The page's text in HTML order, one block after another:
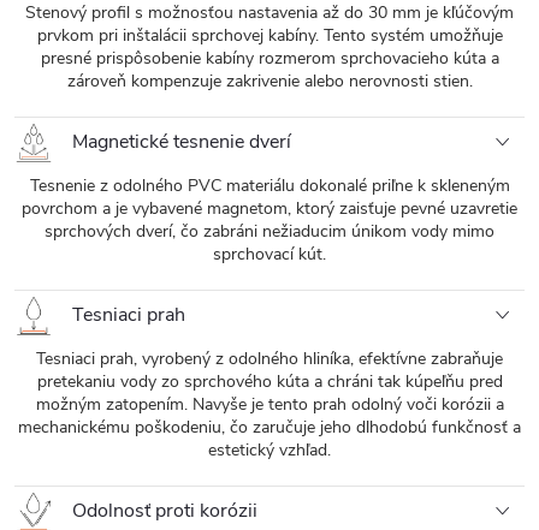
Stenový profil s možnosťou nastavenia až do 30 mm je kľúčovým
prvkom pri inštalácii sprchovej kabíny. Tento systém umožňuje
presné prispôsobenie kabíny rozmerom sprchovacieho kúta a
zároveň kompenzuje zakrivenie alebo nerovnosti stien.
Magnetické tesnenie dverí
Tesnenie z odolného PVC materiálu dokonalé priľne k skleneným
povrchom a je vybavené magnetom, ktorý zaisťuje pevné uzavretie
sprchových dverí, čo zabráni nežiaducim únikom vody mimo
sprchovací kút.
Tesniaci prah
Tesniaci prah, vyrobený z odolného hliníka, efektívne zabraňuje
pretekaniu vody zo sprchového kúta a chráni tak kúpeľňu pred
možným zatopením. Navyše je tento prah odolný voči korózii a
mechanickému poškodeniu, čo zaručuje jeho dlhodobú funkčnosť a
estetický vzhľad.
Odolnosť proti korózii